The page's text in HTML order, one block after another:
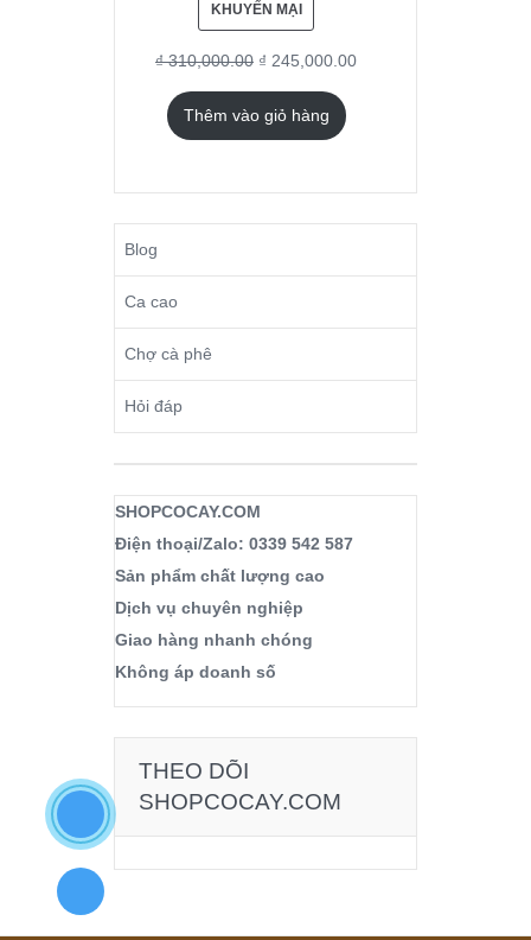
KHUYẾN MẠI
₫310,000.00 ₫ 245,000.00
Thêm vào giỏ hàng
Blog
Ca cao
Chợ cà phê
Hỏi đáp
SHOPCOCAY.COM
Điện thoại/Zalo: 0339 542 587
Sản phẩm chất lượng cao
Dịch vụ chuyên nghiệp
Giao hàng nhanh chóng
Không áp doanh số
THEO DÕI
SHOPCOCAY.COM